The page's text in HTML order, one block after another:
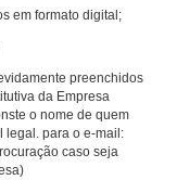
em formato digital;
preenchidos
da Empresa
o nome de quem
legal. para o e-mail:
caso seja